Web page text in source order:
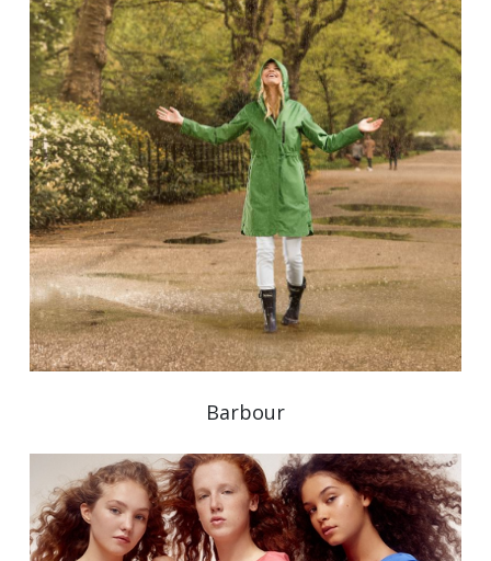
Barbour